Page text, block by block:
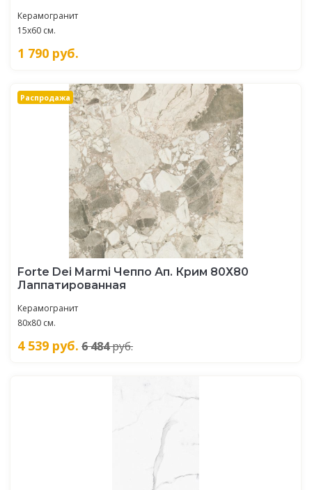
Керамогранит
15x60 см.
1 790 руб.
Распродажа
Forte Dei Marmi Чеппо Ап. Крим 80Х80
Лаппатированная
Керамогранит
80x80 см.
4 539 руб. 6 484руб.